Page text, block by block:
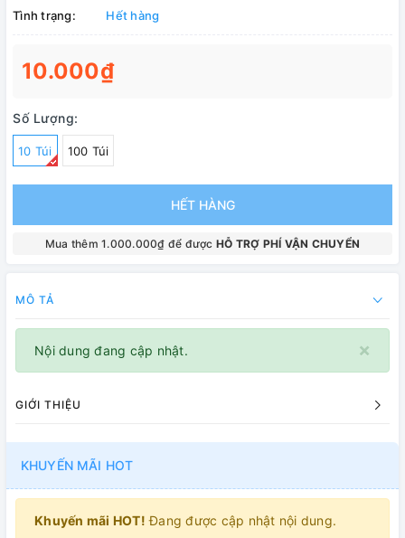
Tình trạng:
Hết hàng
10.000₫
Số Lượng:
10 Túi 100 Túi
HẾT HÀNG
Mua thêm 1.000.000₫ để được HỖ TRỢ PHÍ VẬN CHUYỂN
MÔ TẢ
×
Nội dung đang cập nhật.
GIỚI THIỆU
KHUYẾN MÃI HOT
Khuyến mãi HOT! Đang được cập nhật nội dung.